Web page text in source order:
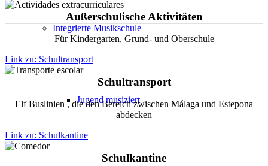
Integrierte Musikschule
Jugend musiziert
Außerschulische Aktivitäten
Für Kindergarten, Grund- und Oberschule
Link zu: Schultransport
Schultransport
Elf Buslinien , die den Bereich zwischen Málaga und Estepona
abdecken
Link zu: Schulkantine
Schulkantine